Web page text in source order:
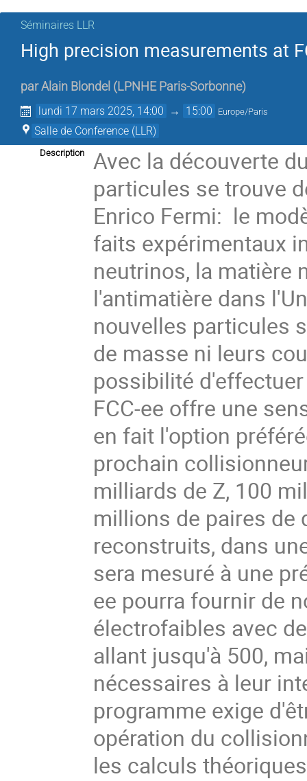
Séminaires LLR
High precision measurements at
parAlain Blondel (LPNHE Paris-Sorbonne)
lundi 17 mars 2025, 14:00 → 15:00 Europe/Paris
Salle de Conference (LLR)
Description
Avec la découverte
particules se trouve
Enrico Fermi: le
faits expérimentaux
neutrinos, la matière
l'antimatière dans
nouvelles particules
de masse ni leurs
possibilité
FCC-ee offre une
en fait l'option
prochain
milliards de Z, 100
millions de paires de
reconstruits, dans
sera mesuré à une
ee pourra fournir de
électrofaibles avec
allant jusqu'à 500,
nécessaires à leur
programme exige
opération du
les calculs